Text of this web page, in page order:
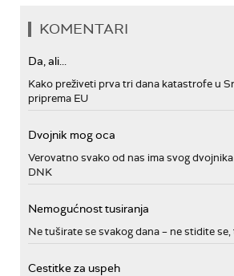
KOMENTARI
Da, ali...
Kako preživeti prva tri dana katastrofe u
priprema EU
Dvojnik mog oca
Verovatno svako od nas ima svog
DNK
Nemogućnost tusiranja
Ne tuširate se svakog dana – ne stidite
Cestitke za uspeh